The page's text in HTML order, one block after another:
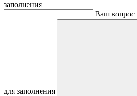
заполнения
Ваш вопрос
для заполнения